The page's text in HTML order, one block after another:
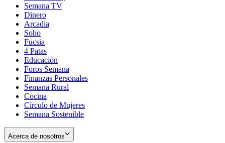
Semana TV
Dinero
Arcadia
Soho
in
new
window
Fucsia
in
new
window
4 Patas
Educación
Foros Semana
Finanzas Personales
Semana Rural
Cocina
Círculo de Mujeres
Semana Sostenible
Acerca de nosotros